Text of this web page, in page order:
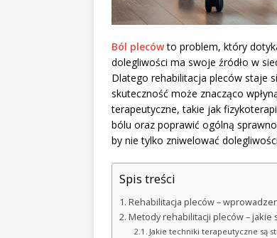
Ból plecówto problem, który
dolegliwości ma swoje źródło w
Dlatego rehabilitacja pleców staje
skuteczność może znacząco
terapeutyczne, takie jak
bólu oraz poprawić ogólną
by nie tylko zniwelować
Spis treści
Rehabilitacja pleców –
Metody rehabilitacji pleców – jakie
Jakie techniki terapeutyczne są